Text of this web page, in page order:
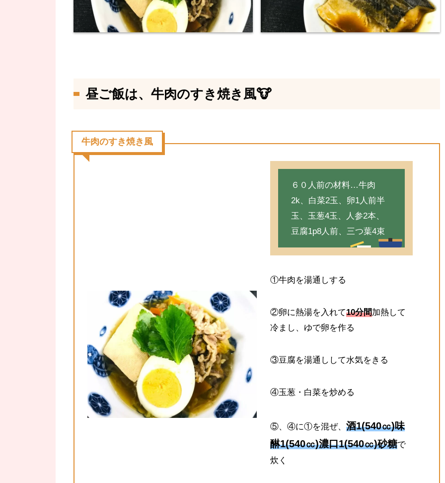
昼ご飯は、牛肉のすき焼き風🐮
牛肉のすき焼き風
６０人前の材料…牛肉
2k、白菜2玉、卵1人前半
玉、玉葱4玉、人参2本、
豆腐1p8人前、三つ葉4束
①牛肉を湯通しする
②卵に熱湯を入れて10分間加熱して
冷まし、ゆで卵を作る
③豆腐を湯通しして水気をきる
④玉葱・白菜を炒める
⑤、④に①を混ぜ、酒1(540㏄)味
醂1(540㏄)濃口1(540㏄)砂糖で
炊く